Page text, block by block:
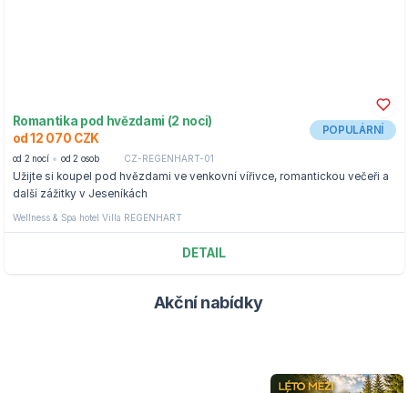
Romantika pod hvězdami (2 noci)
od 12 070 CZK
POPULÁRNÍ
od 2 nocí od 2 osob CZ-REGENHART-01
Užijte si koupel pod hvězdami ve venkovní vířivce, romantickou večeři a
další zážitky v Jeseníkách
Wellness & Spa hotel Villa REGENHART
DETAIL
Akční nabídky